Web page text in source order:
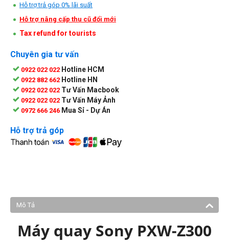
Hỗ trợ trả góp 0% lãi suất
Hỗ trợ nâng cấp thu cũ đổi mới
Tax refund for tourists
Chuyên gia tư vấn
0922 022 022 Hotline HCM
0922 882 662 Hotline HN
0922 022 022 Tư Vấn Macbook
0922 022 022 Tư Vấn Máy Ảnh
0972 666 246 Mua Sỉ - Dự Án
Hỗ trợ trả góp
Mô Tả
Máy quay Sony PXW-Z300